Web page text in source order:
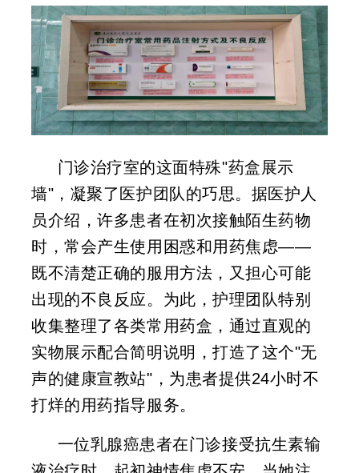
门诊治疗室的这面特殊"药盒展示
墙"，凝聚了医护团队的巧思。据医护人
员介绍，许多患者在初次接触陌生药物
时，常会产生使用困惑和用药焦虑——
既不清楚正确的服用方法，又担心可能
出现的不良反应。为此，护理团队特别
收集整理了各类常用药盒，通过直观的
实物展示配合简明说明，打造了这个"无
声的健康宣教站"，为患者提供24小时不
打烊的用药指导服务。
一位乳腺癌患者在门诊接受抗生素输